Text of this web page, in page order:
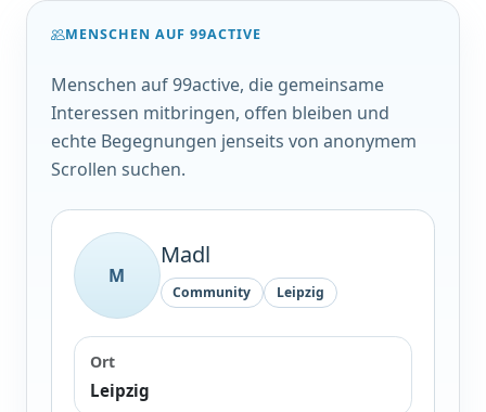
MENSCHEN AUF 99ACTIVE
Menschen auf 99active, die gemeinsame
Interessen mitbringen, offen bleiben und
echte Begegnungen jenseits von anonymem
Scrollen suchen.
M
Madl
Community Leipzig
Ort
Leipzig